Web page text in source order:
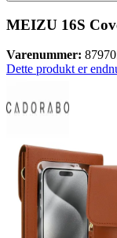
MEIZU 16S
Varenummer:
Dette produkt er